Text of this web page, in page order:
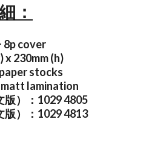
：
8p cover
x 230mm (h)
stocks
matt lamination
版）：1029 4805
版）：1029 4813